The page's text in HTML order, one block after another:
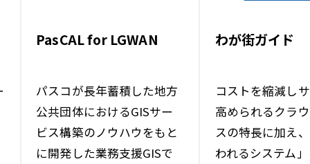
PasCAL for LGWAN
パスコが長年蓄積した地方
公共団体におけるGISサー
ビス構築のノウハウをもと
に開発した業務支援GISで
わが街ガイド
コストを縮減し
高められるクラ
スの特長に加え
われるシステム